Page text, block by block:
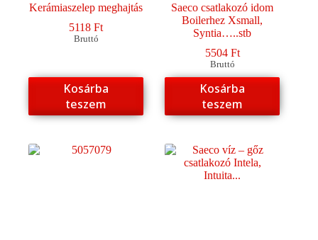
Kerámiaszelep meghajtás
5118Ft
Bruttó
Kosárba
teszem
Saeco csatlakozó idom
Boilerhez Xsmall,
Syntia…..stb
5504 Ft
Bruttó
Kosárba
teszem